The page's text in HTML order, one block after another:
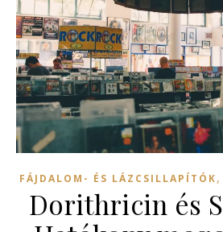
FÁJDALOM- ÉS LÁZCSILLAPÍTÓK,
Dorithricin és